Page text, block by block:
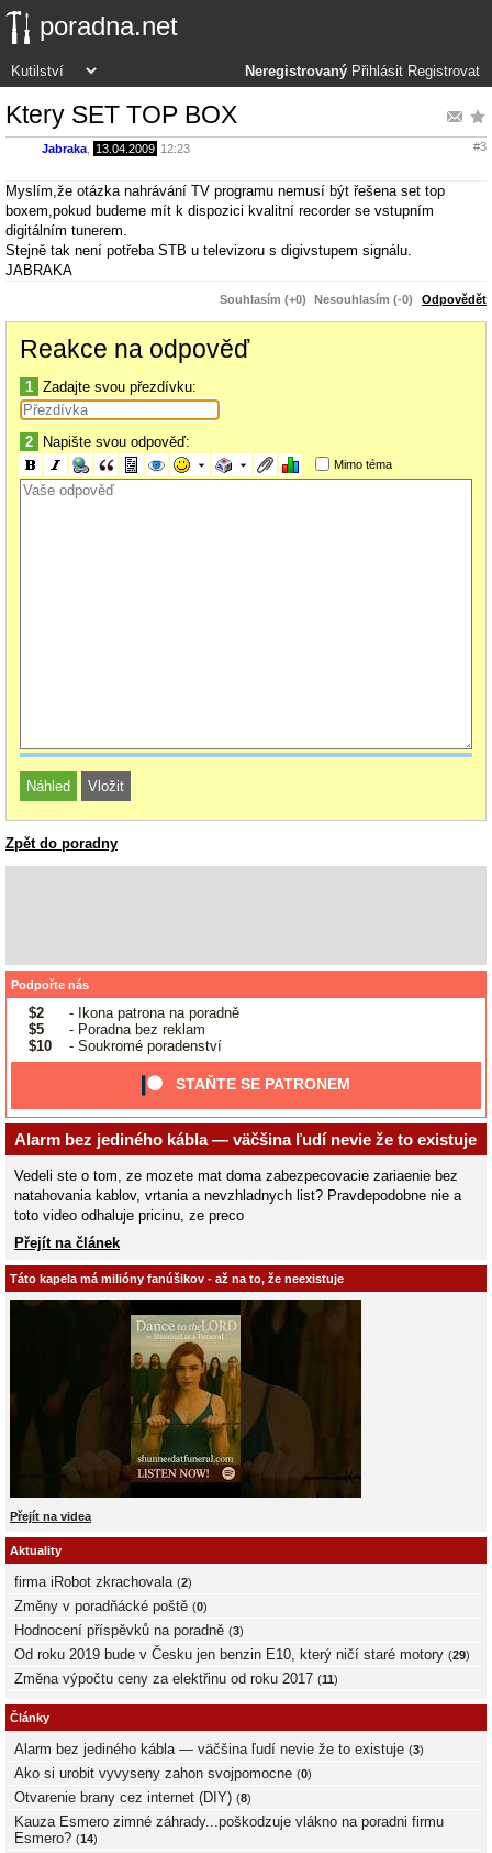
poradna.net
Neregistrovaný Přihlásit Registrovat
Ktery SET TOP BOX
Jabraka 13.04.2009 12:23 #3
Myslím,že otázka nahrávání TV programu nemusí být řešena set top
boxem,pokud budeme mít k dispozici kvalitní recorder se vstupním
digitálním tunerem.
Stejně tak není potřeba STB u televizoru s digivstupem signálu.
JABRAKA
Souhlasím (+0) Nesouhlasím (-0) Odpovědět
Reakce na odpověď
1 Zadajte svou přezdívku:
2 Napište svou odpověď:
Mimo téma
Zpět do poradny
Podpořte nás
$2
- Ikona patrona na poradně
$5
- Poradna bez reklam
$10
- Soukromé poradenství
STAŇTE SE PATRONEM
Alarm bez jediného kábla — väčšina ľudí nevie že to existuje
Vedeli ste o tom, ze mozete mat doma zabezpecovacie zariaenie bez
natahovania kablov, vrtania a nevzhladnych list? Pravdepodobne nie a
toto video odhaluje pricinu, ze preco
Přejít na článek
Táto kapela má milióny fanúšikov - až na to, že neexistuje
Přejít na videa
Aktuality
firma iRobot zkrachovala (2)
Změny v poradňácké poště (0)
Hodnocení příspěvků na poradně (3)
Od roku 2019 bude v Česku jen benzin E10, který ničí staré motory (29)
Změna výpočtu ceny za elektřinu od roku 2017 (11)
Články
Alarm bez jediného kábla — väčšina ľudí nevie že to existuje (3)
Ako si urobit vyvyseny zahon svojpomocne (0)
Otvarenie brany cez internet (DIY) (8)
Kauza Esmero zimné záhrady...poškodzuje vlákno na poradni firmu
Esmero? (14)